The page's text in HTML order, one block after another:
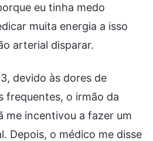
eu tinha medo
muita energia a isso
arterial disparar.
devido às dores de
frequentes, o irmão da
me incentivou a fazer um
Depois, o médico me disse